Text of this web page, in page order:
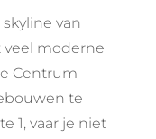
van
veel moderne
Centrum
te
1, vaar je niet